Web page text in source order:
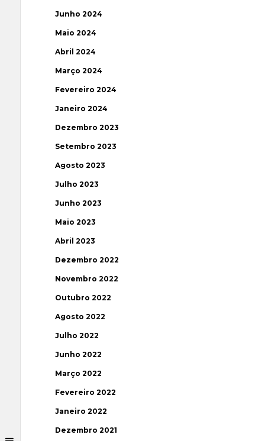
Junho 2024
Maio 2024
Abril 2024
Março 2024
Fevereiro 2024
Janeiro 2024
Dezembro 2023
Setembro 2023
Agosto 2023
Julho 2023
Junho 2023
Maio 2023
Abril 2023
Dezembro 2022
Novembro 2022
Outubro 2022
Agosto 2022
Julho 2022
Junho 2022
Março 2022
Fevereiro 2022
Janeiro 2022
Dezembro 2021